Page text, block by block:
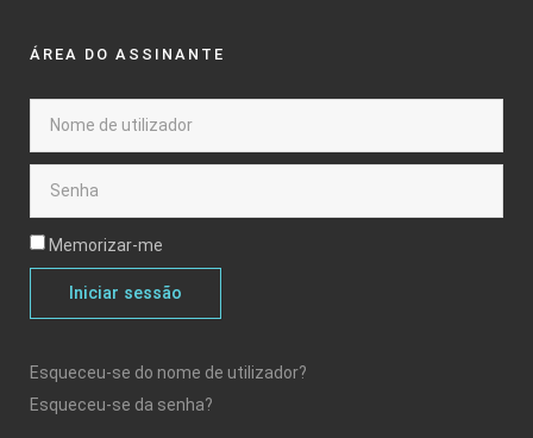
ÁREA DO ASSINANTE
Memorizar-me
Iniciar sessão
Esqueceu-se do nome de utilizador?
Esqueceu-se da senha?